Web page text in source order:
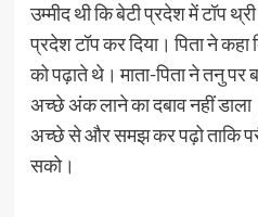
उम्मीद थी कि बेटी प्रदेश में टॉप
प्रदेश टॉप कर दिया। पिता ने
को पढ़ाते थे। माता-पिता ने तनु
अच्छे अंक लाने का दबाव नहीं
अच्छे से और समझ कर पढ़ो ताकि
सको।